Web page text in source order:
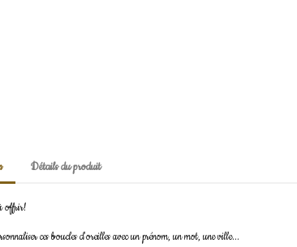
Détails du produit
offrir!
ces boucles d'oreilles avec un prénom, un mot, une ville...